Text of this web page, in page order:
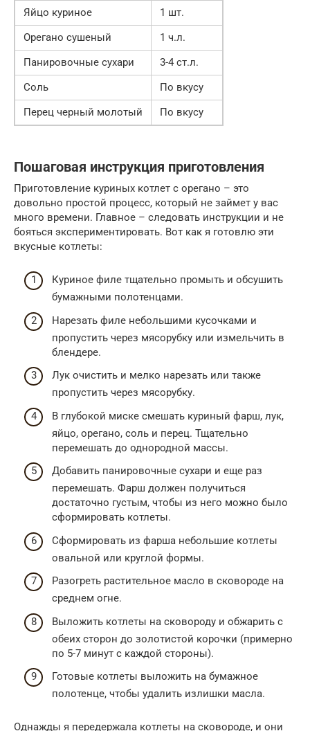
Яйцо куриное
1 шт.
Орегано сушеный
1 ч.л.
Панировочные сухари
3-4 ст.л.
Соль
По вкусу
Перец черный молотый
По вкусу
Пошаговая инструкция приготовления
Приготовление куриных котлет с орегано – это
довольно простой процесс, который не займет у вас
много времени. Главное – следовать инструкции и не
бояться экспериментировать. Вот как я готовлю эти
вкусные котлеты:
Куриное филе тщательно промыть и обсушить
бумажными полотенцами.
Нарезать филе небольшими кусочками и
пропустить через мясорубку или измельчить в
блендере.
Лук очистить и мелко нарезать или также
пропустить через мясорубку.
В глубокой миске смешать куриный фарш, лук,
яйцо, орегано, соль и перец. Тщательно
перемешать до однородной массы.
Добавить панировочные сухари и еще раз
перемешать. Фарш должен получиться
достаточно густым, чтобы из него можно было
сформировать котлеты.
Сформировать из фарша небольшие котлеты
овальной или круглой формы.
Разогреть растительное масло в сковороде на
среднем огне.
Выложить котлеты на сковороду и обжарить с
обеих сторон до золотистой корочки (примерно
по 5-7 минут с каждой стороны).
Готовые котлеты выложить на бумажное
полотенце, чтобы удалить излишки масла.
Однажды я передержала котлеты на сковороде, и они